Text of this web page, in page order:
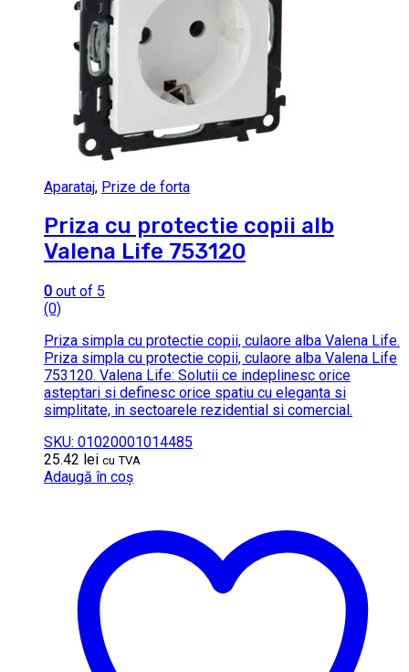
Aparataj, Prize de forta
Priza cu protectie copii alb
Valena Life 753120
0 out of 5
(0)
Priza simpla cu protectie copii, culaore alba Valena Life.
Priza simpla cu protectie copii, culaore alba Valena Life
753120. Valena Life: Solutii ce indeplinesc orice
asteptari si definesc orice spatiu cu eleganta si
simplitate, in sectoarele rezidential si comercial.
SKU: 01020001014485
25.42 lei cu TVA
Adaugă în coș